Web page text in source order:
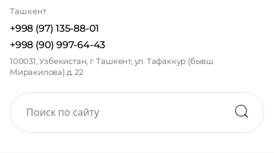
Ташкент
+998 (97) 135-88-01
+998 (90) 997-64-43
100031, Узбекистан, г. Ташкент, ул. Тафаккур (бывш.
Миракилова) д. 22